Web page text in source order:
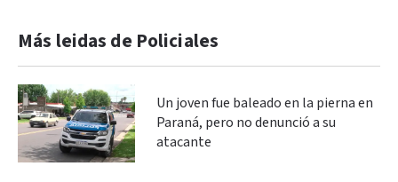
Más leidas de Policiales
Un joven fue baleado en la pierna en
Paraná, pero no denunció a su
atacante